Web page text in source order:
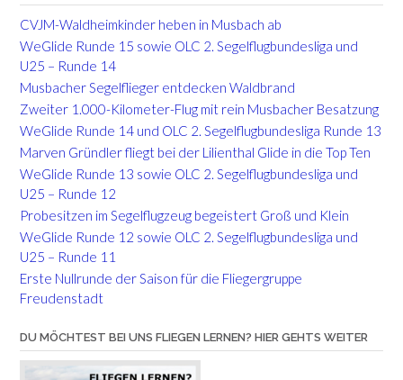
CVJM-Waldheimkinder heben in Musbach ab
WeGlide Runde 15 sowie OLC 2. Segelflugbundesliga und
U25 – Runde 14
Musbacher Segelflieger entdecken Waldbrand
Zweiter 1.000-Kilometer-Flug mit rein Musbacher Besatzung
WeGlide Runde 14 und OLC 2. Segelflugbundesliga Runde 13
Marven Gründler fliegt bei der Lilienthal Glide in die Top Ten
WeGlide Runde 13 sowie OLC 2. Segelflugbundesliga und
U25 – Runde 12
Probesitzen im Segelflugzeug begeistert Groß und Klein
WeGlide Runde 12 sowie OLC 2. Segelflugbundesliga und
U25 – Runde 11
Erste Nullrunde der Saison für die Fliegergruppe
Freudenstadt
DU MÖCHTEST BEI UNS FLIEGEN LERNEN? HIER GEHTS WEITER